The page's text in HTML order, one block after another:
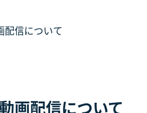
配信について
画配信について